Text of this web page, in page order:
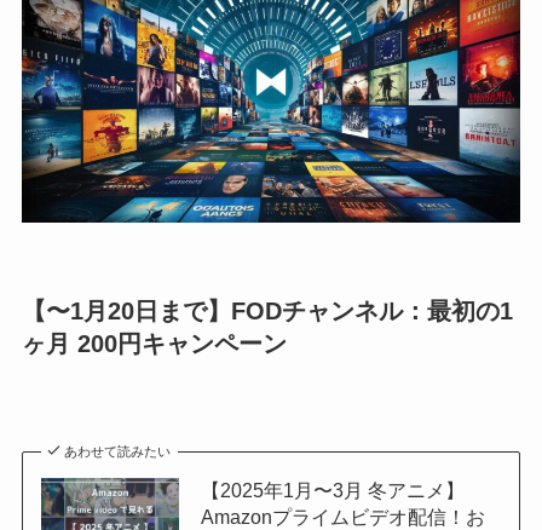
【〜1月20日まで】FODチャンネル：最初の1
ヶ月 200円キャンペーン
あわせて読みたい
【2025年1月〜3月 冬アニメ】
Amazonプライムビデオ配信！お